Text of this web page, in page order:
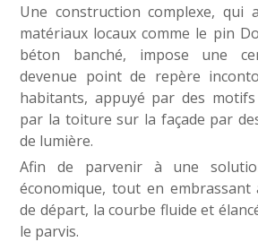
Une construction complexe, qui
matériaux locaux comme le pin
béton banché, impose une
devenue point de repère
habitants, appuyé par des
par la toiture sur la façade par
de lumière.
Afin de parvenir à une
économique, tout en embrassant
de départ, la courbe fluide et
le parvis.